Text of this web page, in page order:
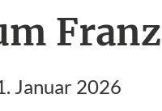
Januar 2026